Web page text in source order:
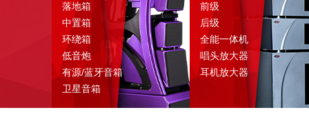
落地箱
中置箱
环绕箱
低音炮
有源/蓝牙音箱
卫星音箱
前级
后级
全能一体机
唱头放大器
耳机放大器